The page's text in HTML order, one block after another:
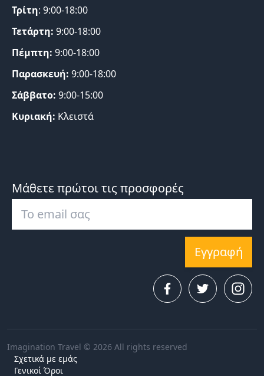
Τρίτη: 9:00-18:00
Τετάρτη: 9:00-18:00
Πέμπτη: 9:00-18:00
Παρασκευή: 9:00-18:00
Σάββατο: 9:00-15:00
Κυριακή: Κλειστά
Μάθετε πρώτοι τις προσφορές
Εγγραφή
Imagination Travel © 2026 All rights reserved
Σχετικά με εμάς
Γενικοί Όροι